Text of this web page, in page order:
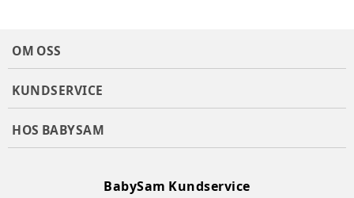
OM OSS
KUNDSERVICE
HOS BABYSAM
BabySam Kundservice